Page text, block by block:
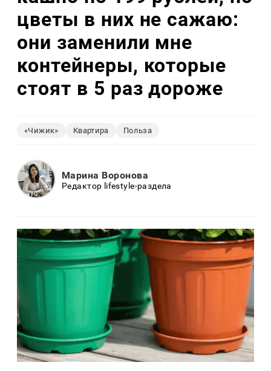
цветы в них не сажаю:
они заменили мне
контейнеры, которые
стоят в 5 раз дороже
«Чижик» Квартира Польза
Марина Воронова
Редактор lifestyle-раздела